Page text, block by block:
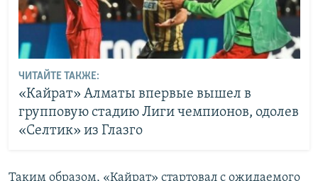
ЧИТАЙТЕ ТАКЖЕ:
«Кайрат» Алматы впервые вышел в
групповую стадию Лиги чемпионов, одолев
«Селтик» из Глазго
Таким образом, «Кайрат» стартовал с ожидаемого